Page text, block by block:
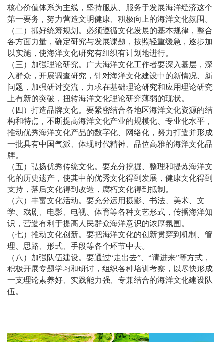
核心价值体系为主线，坚持服从、服务于发展海洋经济这个
第一要务，努力营造文明健康、积极向上的海洋文化氛围。
（二）抓好统筹规划。必须遵循文化发展的基本规律，整合
各方面力量，确定研究与发展课题，按照轻重缓急，逐步加
以实施，使海洋文化研究有组织有计划地进行。
（三）加强理论研究。广大海洋文化工作者要深入基层，深
入群众，开展调查研究，针对海洋文化建设中的新情况、新
问题，加强研讨交流，力求在基础理论研究和应用理论研究
上有新的突破，扭转海洋文化理论研究薄弱的现状。
（四）打造品牌文化。要紧密结合各地区海洋文化资源的结
构和特点，不断提高海洋文化产业的规模化、专业化水平，
推动优秀海洋文化产品的数字化、网络化，努力打造并形成
一批具有中国气派、体现时代精神、品位高雅的海洋文化品
牌。
（五）弘扬优秀传统文化。要充分挖掘、整理和提炼海洋文
化的历史遗产，使其中的优秀文化得到发展，健康文化得到
支持，落后文化得到改造，腐朽文化得到抵制。
（六）丰富文化活动。要充分运用摄影、书法、美术、文
学、戏剧、电影、电视、体育等各种文艺形式，传播海洋知
识，营造有利于提高人民群众海洋意识的浓厚氛围。
（七）推动文化创新。要把海洋文化的创新贯穿到机制、管
理、思路、形式、手段等各个环节中去。
（八）加强队伍建设。要通过“走出去”、“请进来”等方式，
积极开展专题学习和研讨，组织各种培训考察，以尽快形成
一支理论素养好、实践能力强、专兼结合的海洋文化建设队
伍。